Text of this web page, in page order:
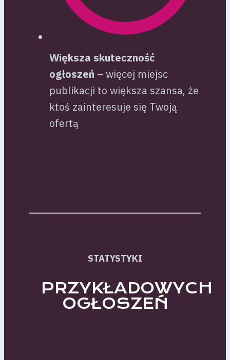
Większa skuteczność
ogłoszeń – więcej miejsc
publikacji to większa szansa, że
ktoś zainteresuje się Twoją
ofertą
STATYSTYKI
PRZYKŁADOWYCH
OGŁOSZEŃ